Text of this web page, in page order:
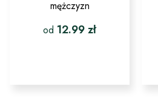
mężczyzn
od 12.99zł
wiele